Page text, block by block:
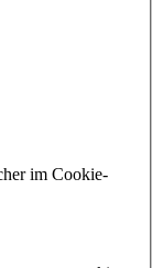
im Cookie-